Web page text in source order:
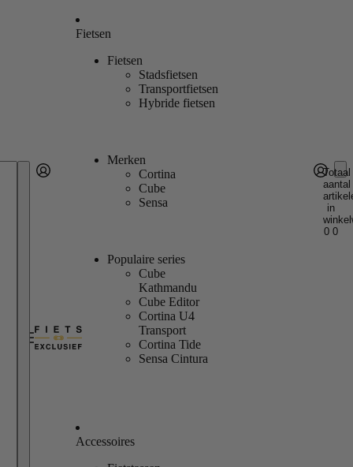
Fietsen
Fietsen
Stadsfietsen
Transportfietsen
Hybride fietsen
Merken
Cortina
Cube
Sensa
Populaire series
Cube
Kathmandu
Cube Editor
Cortina U4
Transport
Cortina Tide
Sensa Cintura
Accessoires
Andere inlogoptiesInloggen
Totaal
aantal
in
0 0